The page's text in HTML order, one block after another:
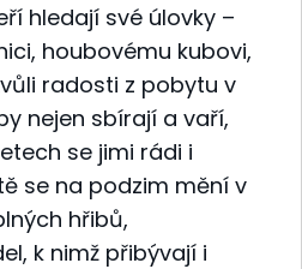
hledají své úlovky –
houbovému kubovi,
radosti z pobytu v
nejen sbírají a vaří,
se jimi rádi i
se na podzim mění v
hřibů,
k nimž přibývají i